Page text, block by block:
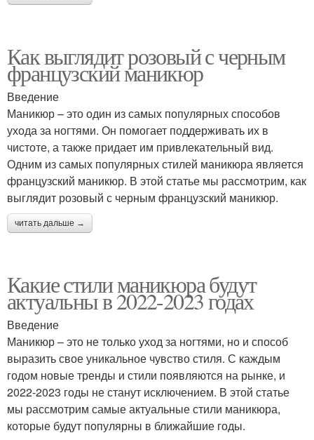
Как выглядит розовый с черным
французский маникюр
Введение
Маникюр – это один из самых популярных способов
ухода за ногтями. Он помогает поддерживать их в
чистоте, а также придает им привлекательный вид.
Одним из самых популярных стилей маникюра является
французский маникюр. В этой статье мы рассмотрим, как
выглядит розовый с черным французский маникюр.
читать дальше →
Какие стили маникюра будут
актуальны в 2022-2023 годах
Введение
Маникюр – это не только уход за ногтями, но и способ
выразить свое уникальное чувство стиля. С каждым
годом новые тренды и стили появляются на рынке, и
2022-2023 годы не станут исключением. В этой статье
мы рассмотрим самые актуальные стили маникюра,
которые будут популярны в ближайшие годы.